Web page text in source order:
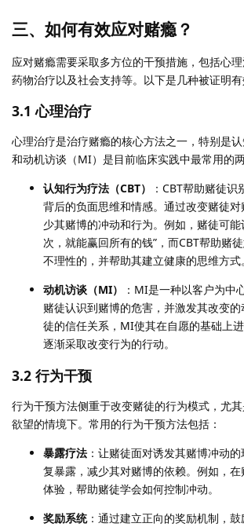
三、如何有效应对赌瘾？
应对赌瘾需要采取多方位的干预措施，包括心理
药物治疗以及社会支持等。以下是几种被证明有
3.1 心理治疗
心理治疗是治疗赌瘾的核心方法之一，特别是认
和动机访谈（MI）是目前临床实践中最常用的两
认知行为疗法（CBT）
：CBT帮助赌徒
背后的负面思维和情感。通过改变赌徒
少其赌博的冲动和行为。例如，赌徒可能
次，就能赢回所有的钱”，而CBT帮助赌
不理性的，并帮助其建立健康的思维方式。
动机访谈（MI）
：MI是一种以客户为中
赌徒认识到赌博的危害，并激发其改变
徒的信任关系，MI使其在自愿的基础上
逐渐采取改变行为的行动。
3.2 行为干预
行为干预方法侧重于改变赌徒的行为模式，尤
欲望的情境下。常用的行为干预方法包括：
暴露疗法 ：让赌徒面对诱发其赌博冲动
复暴露，减少其对赌博的依赖。例如，
体验，帮助赌徒学会如何控制冲动。
奖励系统：通过建立正向的奖励机制，